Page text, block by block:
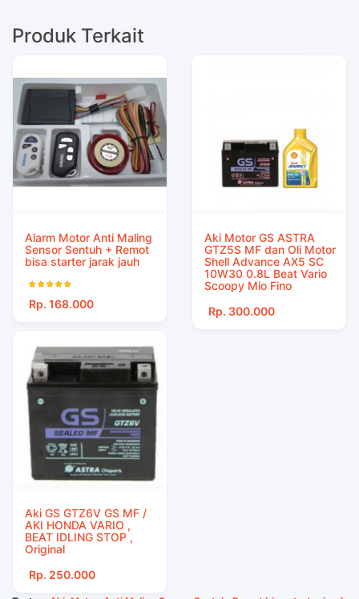
Produk Terkait
Alarm Motor Anti Maling
Sensor Sentuh + Remot
bisa starter jarak jauh
Rp. 168.000
Aki Motor GS ASTRA
GTZ5S MF dan Oli Motor
Shell Advance AX5 SC
10W30 0.8L Beat Vario
Scoopy Mio Fino
Rp. 300.000
Aki GS GTZ6V GS MF /
AKI HONDA VARIO ,
BEAT IDLING STOP ,
Original
Rp. 250.000